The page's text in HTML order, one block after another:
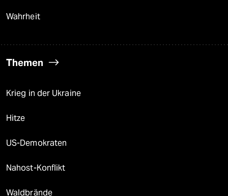
Wahrheit
Themen
Krieg in der Ukraine
Hitze
US-Demokraten
Nahost-Konflikt
Waldbrände